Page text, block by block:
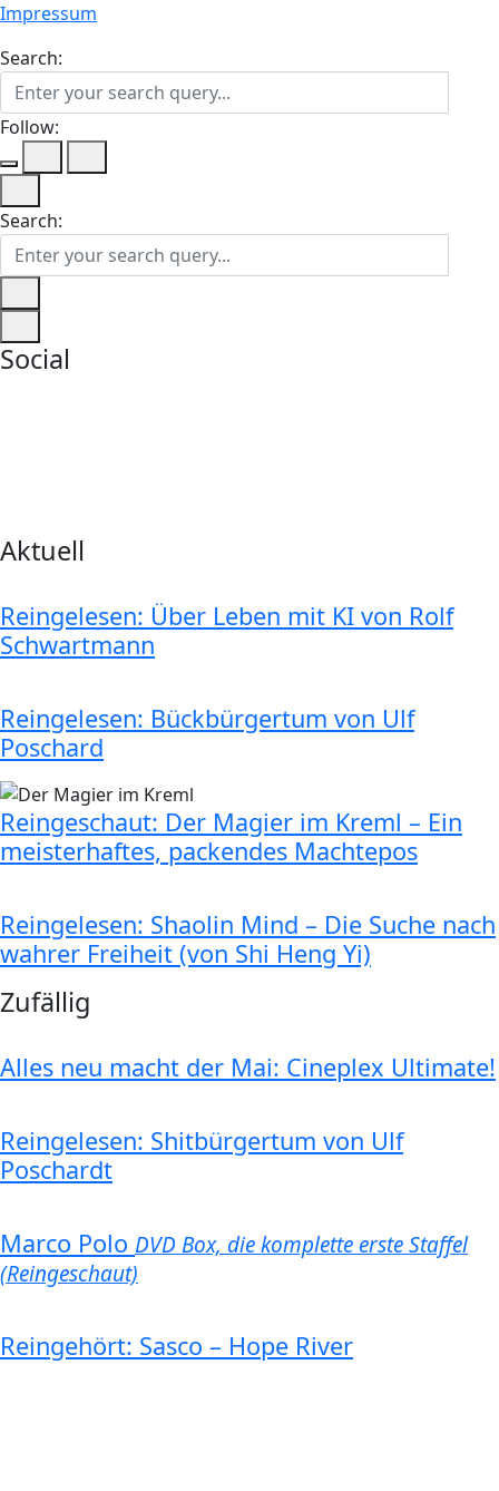
Impressum
Search:
Follow:
Search:
Social
Aktuell
Reingelesen: Über Leben mit KI von Rolf
Schwartmann
Reingelesen: Bückbürgertum von Ulf
Poschard
Reingeschaut: Der Magier im Kreml – Ein
meisterhaftes, packendes Machtepos
Reingelesen: Shaolin Mind – Die Suche nach
wahrer Freiheit (von Shi Heng Yi)
Zufällig
Alles neu macht der Mai: Cineplex Ultimate!
Reingelesen: Shitbürgertum von Ulf
Poschardt
Marco Polo DVD Box, die komplette erste Staffel
(Reingeschaut)
Reingehört: Sasco – Hope River